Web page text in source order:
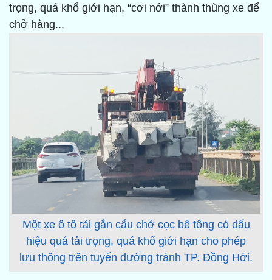
trọng, quá khổ giới hạn, “cơi nới” thành thùng xe để
chở hàng...
Một xe ô tô tải gắn cẩu chở cọc bê tông có dấu
hiệu quá tải trọng, quá khổ giới hạn cho phép
lưu thông trên tuyến đường tránh TP. Đồng Hới.